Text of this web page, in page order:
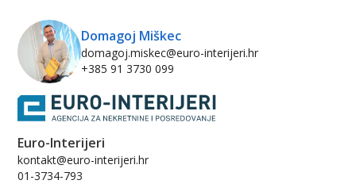
Domagoj Miškec
domagoj.miskec@euro-interijeri.hr
+385 91 3730 099
Euro-Interijeri
kontakt@euro-interijeri.hr
01-3734-793